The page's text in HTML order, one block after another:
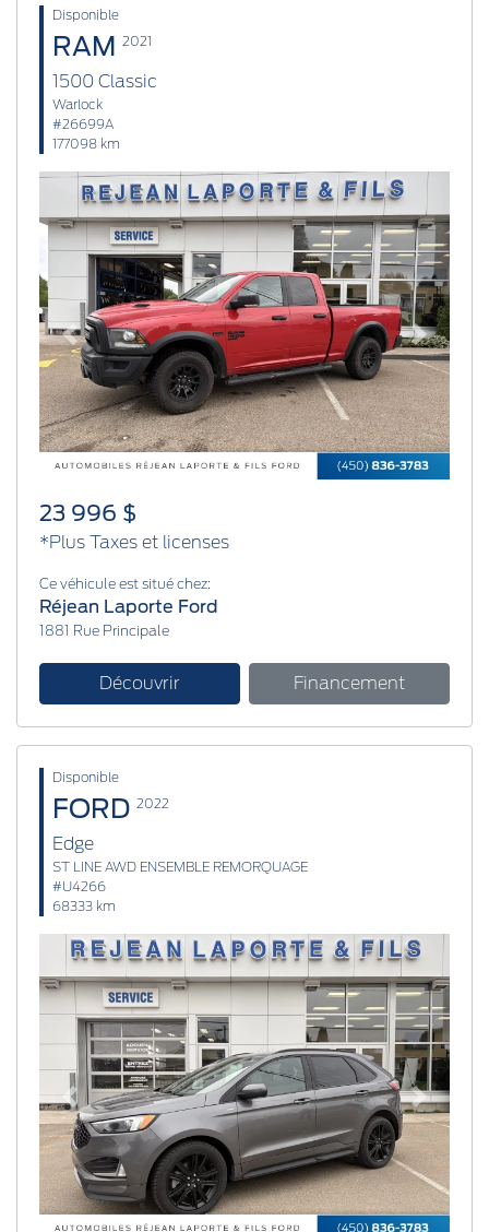
Disponible
RAM 2021
1500 Classic
Warlock
#26699A
177098 km
Previous Next
23 996 $
*Plus Taxes et licenses
Ce véhicule est situé chez:
Réjean Laporte Ford
1881 Rue Principale
Découvrir Financement
Disponible
FORD 2022
Edge
ST LINE AWD ENSEMBLE REMORQUAGE
#U4266
68333 km
Previous Next